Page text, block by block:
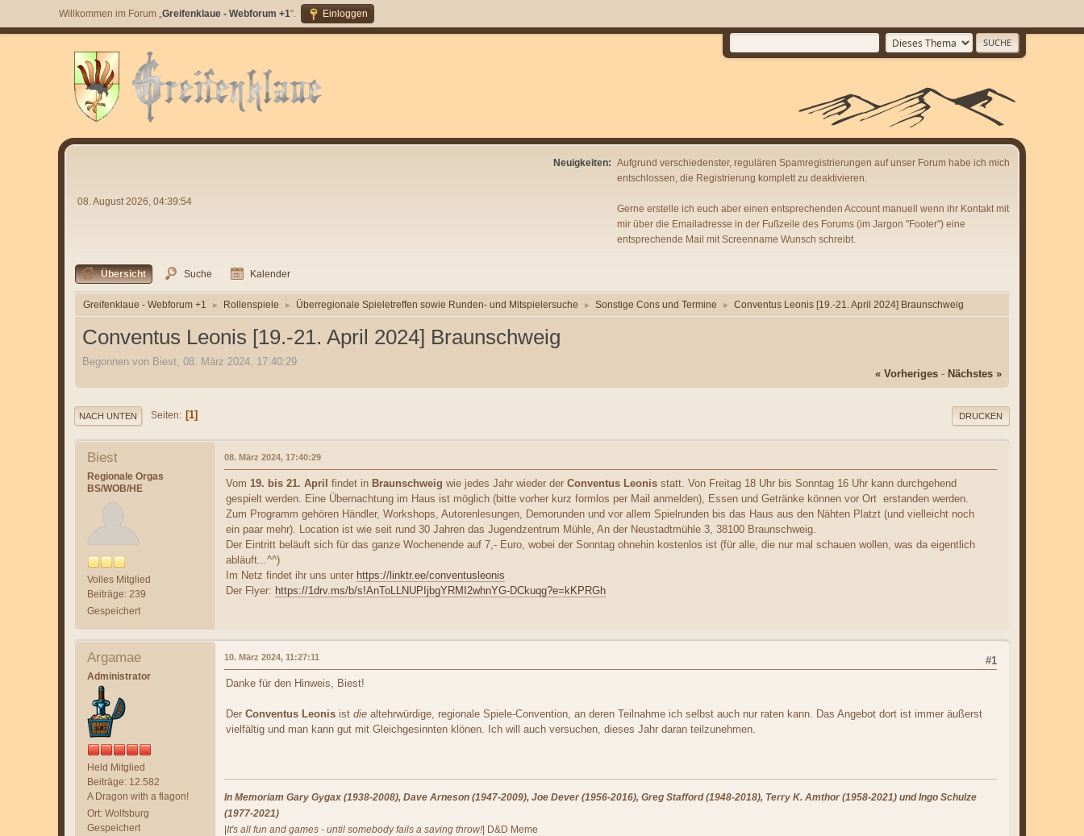
Willkommen im Forum „Greifenklaue - Webforum +1“. Einloggen
08. August 2026, 04:39:54
Neuigkeiten: Aufgrund verschiedenster, regulären Spamregistrierungen auf unser Forum habe ich mich
entschlossen, die Registrierung komplett zu deaktivieren.
Gerne erstelle ich euch aber einen entsprechenden Account manuell wenn ihr Kontakt mit
mir über die Emailadresse in der Fußzeile des Forums (im Jargon "Footer") eine
entsprechende Mail mit Screenname Wunsch schreibt.
Übersicht Suche Kalender
Greifenklaue - Webforum +1 ► Rollenspiele ► Überregionale Spieletreffen sowie Runden- und Mitspielersuche ► Sonstige Cons und Termine ► Conventus Leonis [19.-21. April 2024] Braunschweig
Conventus Leonis [19.-21. April 2024] Braunschweig
Begonnen von Biest, 08. März 2024, 17:40:29
« Vorheriges - Nächstes »
DRUCKEN
NACH UNTEN Seiten 1
Biest
Regionale Orgas
BS/WOB/HE
Volles Mitglied
Beiträge: 239
Gespeichert
08. März 2024, 17:40:29
Vom 19. bis 21. April findet in Braunschweig wie jedes Jahr wieder der Conventus Leonis statt. Von Freitag 18 Uhr bis Sonntag 16 Uhr kann durchgehend
gespielt werden. Eine Übernachtung im Haus ist möglich (bitte vorher kurz formlos per Mail anmelden), Essen und Getränke können vor Ort erstanden werden.
Zum Programm gehören Händler, Workshops, Autorenlesungen, Demorunden und vor allem Spielrunden bis das Haus aus den Nähten Platzt (und vielleicht noch
ein paar mehr). Location ist wie seit rund 30 Jahren das Jugendzentrum Mühle, An der Neustadtmühle 3, 38100 Braunschweig.
Der Eintritt beläuft sich für das ganze Wochenende auf 7,- Euro, wobei der Sonntag ohnehin kostenlos ist (für alle, die nur mal schauen wollen, was da eigentlich
abläuft...^^)
Im Netz findet ihr uns unter https://linktr.ee/conventusleonis
Der Flyer: https://1drv.ms/b/s!AnToLLNUPIjbgYRMI2whnYG-DCkuqg?e=kKPRGh
Argamae
Administrator
Held Mitglied
Beiträge: 12.582
A Dragon with a flagon!
Ort: Wolfsburg
Gespeichert
#1
10. März 2024, 11:27:11
Danke für den Hinweis, Biest!
Der Conventus Leonis ist die altehrwürdige, regionale Spiele-Convention, an deren Teilnahme ich selbst auch nur raten kann. Das Angebot dort ist immer äußerst
vielfältig und man kann gut mit Gleichgesinnten klönen. Ich will auch versuchen, dieses Jahr daran teilzunehmen.
In Memoriam Gary Gygax (1938-2008), Dave Arneson (1947-2009), Joe Dever (1956-2016), Greg Stafford (1948-2018), Terry K. Amthor (1958-2021) und Ingo Schulze
(1977-2021)
|It's all fun and games - until somebody fails a saving throw!| D&D Meme